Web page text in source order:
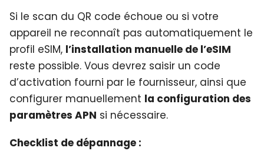
Si le scan du QR code échoue ou si votre
appareil ne reconnaît pas automatiquement le
profil eSIM, l’installation manuelle de l’eSIM
reste possible. Vous devrez saisir un code
d’activation fourni par le fournisseur, ainsi que
configurer manuellement la configuration des
paramètres APN si nécessaire.
Checklist de dépannage :